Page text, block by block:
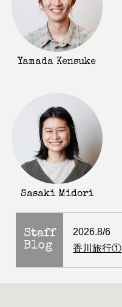
Yamada Kensuke
Sasaki Midori
Staff
Blog
2026.8/6
香川旅行①